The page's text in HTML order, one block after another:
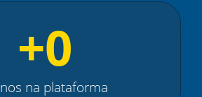
+0
na plataforma